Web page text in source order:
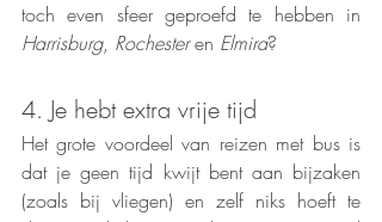
Harrisburg, Rochester en Elmira?
4. Je hebt extra vrije tijd
Het grote voordeel van reizen met bus is
dat je geen tijd kwijt bent aan bijzaken
(zoals bij vliegen) en zelf niks hoeft te